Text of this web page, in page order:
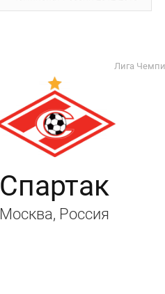
Лига
Спартак
Москва, Россия